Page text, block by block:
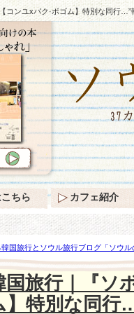
コンユxパク·ボゴム】特別な同行…”
国旅行とソウル旅行ブログ「ソウ
ク·ボゴム】特別な同行…”韓国ブロマ
国旅行｜『ソ
】特別な同行
ちら カフェ紹介